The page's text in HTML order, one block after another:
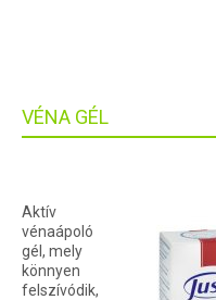
VÉNA GÉL
Aktív
vénaápoló
gél, mely
könnyen
felszívódik,